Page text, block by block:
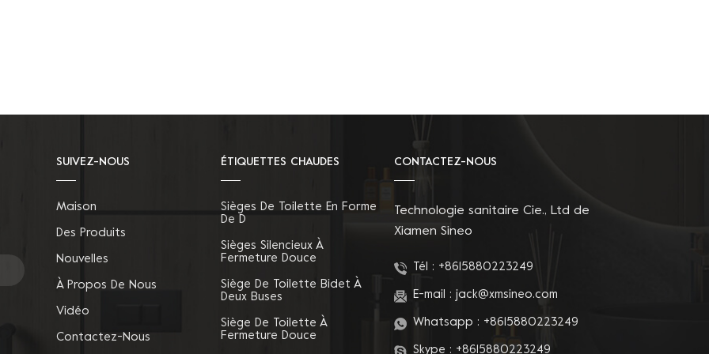
SUIVEZ-NOUS
Maison
Des Produits
Nouvelles
À Propos De Nous
Vidéo
Contactez-Nous
ÉTIQUETTES CHAUDES
Sièges De Toilette En Forme
De D
Sièges Silencieux À
Fermeture Douce
Siège De Toilette Bidet À
Deux Buses
Siège De Toilette À
Fermeture Douce
CONTACTEZ-NOUS
Technologie sanitaire Cie., Ltd de
Xiamen Sineo
Tél : +8615880223249
E-mail : jack@xmsineo.com
Whatsapp : +8615880223249
Skype : +8615880223249